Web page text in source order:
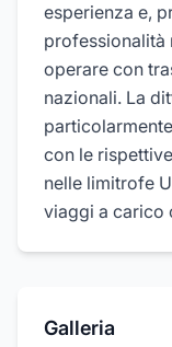
esperienza e,
professionalità
operare con
nazionali. La
con le
nelle limitrofe
viaggi a carico
Galleria